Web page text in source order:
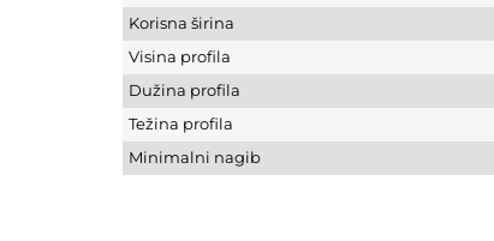
Korisna širina
Visina profila
Dužina profila
Težina profila
Minimalni nagib